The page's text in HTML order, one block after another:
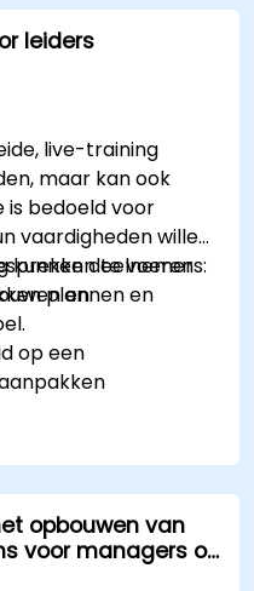
30-daags
leiders
live-training
maar kan ook
is bedoeld voor
vaardigheden willen
te voeren
en
kunnen deelnemers:
plannen en
op een
binnen het
en beheerst leiding
opbouwen van
voor managers op